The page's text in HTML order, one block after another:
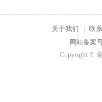
关于我们
联
网站备案
Copyright ©